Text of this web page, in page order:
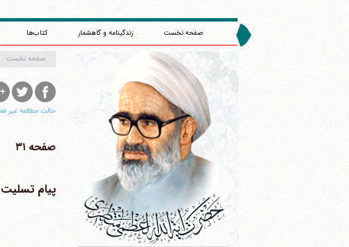
صفحه نخست زندگینامه و گاهشمار کتاب‌ها
صفحه نخست
حالت مطالعه غیر
صفحه ۳۱
پیام